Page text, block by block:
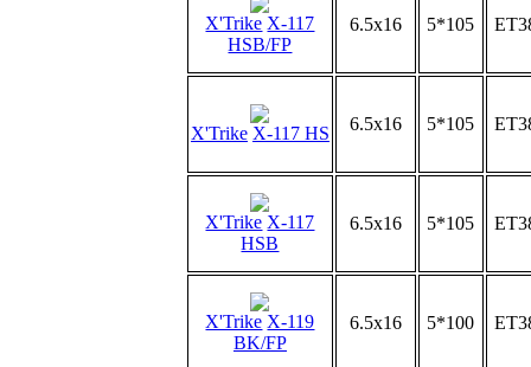
X'Trike X-117
HSB/FP
6.5x16 5*105
X'Trike X-117 HS 6.5x16 5*105
X'Trike X-117
HSB
6.5x16 5*105
X'Trike X-119
BK/FP
6.5x16 5*100